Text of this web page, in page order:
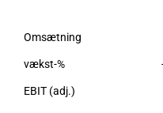
headquarters are
Omsætning
vækst-%
EBIT (adj.)